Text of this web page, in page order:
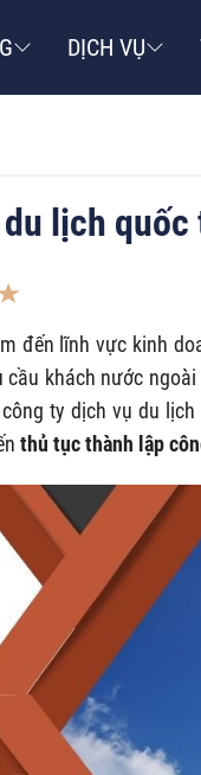
DỊCH VỤ
lịch quốc
đến lĩnh vực kinh
khách nước
ty dịch vụ du
thủ tục thành lập